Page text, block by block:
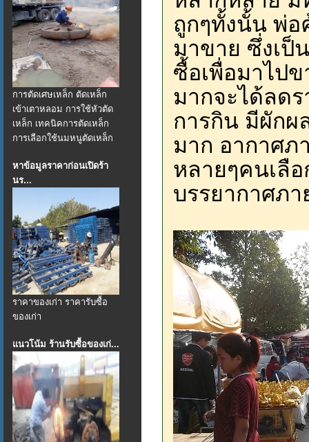
การตัดเศษเหล็ก ตัดเหล็ก
เข้าเตาหลอม การใช้หัวตัด
เหล็ก เทคนิคการตัดเหล็ก
การเลือกใช้นมหนูตัดเหล็ก
หาข้อมูลราคาก่อนเปิดร้า
นร...
ราคาของเก่า ราคารับซื้อ
ของเก่า
แนวโน้ม ร้านรับซื้อของเก่...
ถูกๆทั้งนั้น พ่อ
มาขาย ซึ่งเป็
ซื้อเพื่อมาไป
มากจะได้ลด
การกิน มีผักผ
มาก อากาศภ
หลายๆคนเลื
บรรยากาศภ